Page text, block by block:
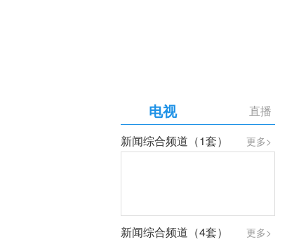
直播
电视
更多>
新闻综合频道（1套）
更多>
新闻综合频道（4套）